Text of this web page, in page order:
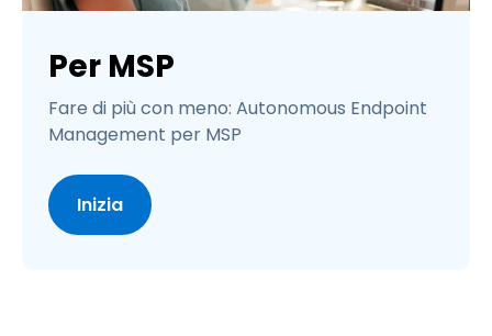
Per MSP
Fare di più con meno: Autonomous Endpoint
Management per MSP
Inizia